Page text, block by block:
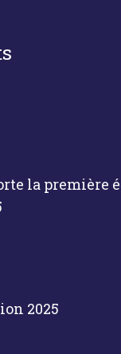
la première
2025